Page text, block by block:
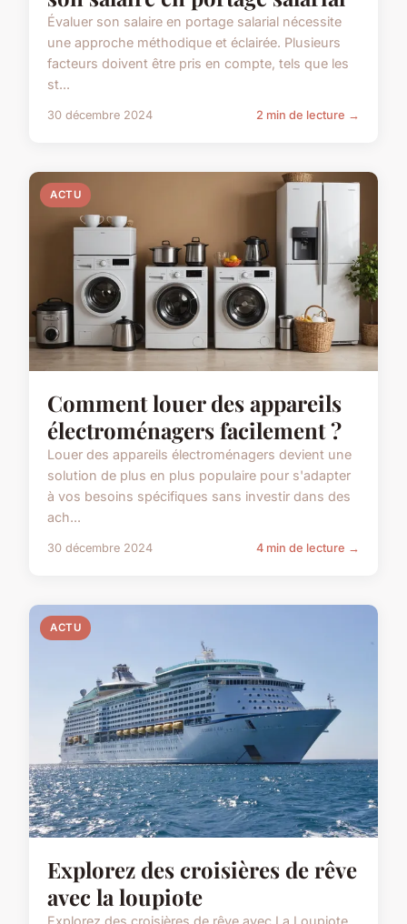
Évaluer son salaire en portage salarial nécessite
une approche méthodique et éclairée. Plusieurs
facteurs doivent être pris en compte, tels que les
st...
30 décembre 2024 2 min de lecture →
ACTU
Comment louer des appareils
électroménagers facilement ?
Louer des appareils électroménagers devient une
solution de plus en plus populaire pour s'adapter
à vos besoins spécifiques sans investir dans des
ach...
30 décembre 2024 4 min de lecture →
ACTU
Explorez des croisières de rêve
avec la loupiote
Explorez des croisières de rêve avec La Loupiote